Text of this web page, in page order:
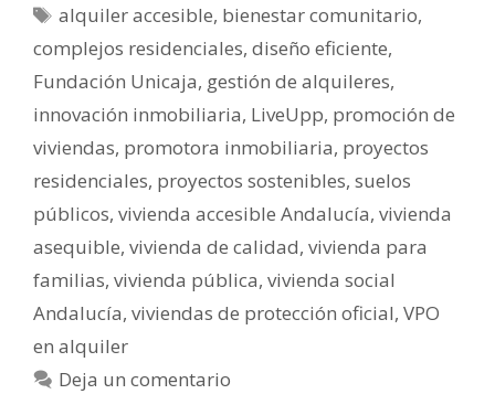
alquiler accesible, bienestar comunitario,
complejos residenciales, diseño eficiente,
Fundación Unicaja, gestión de alquileres,
innovación inmobiliaria, LiveUpp, promoción de
viviendas, promotora inmobiliaria, proyectos
residenciales, proyectos sostenibles, suelos
públicos, vivienda accesible Andalucía, vivienda
asequible, vivienda de calidad, vivienda para
familias, vivienda pública, vivienda social
Andalucía, viviendas de protección oficial, VPO
en alquiler
Deja un comentario